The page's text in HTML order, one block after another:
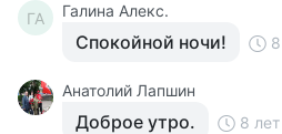
ГА Галина Алекс.
Спокойной ночи!
Анатолий Лапшин
Доброе утро. 8 лет